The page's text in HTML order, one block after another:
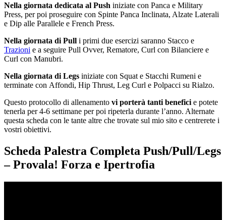
Nella giornata dedicata al Push iniziate con Panca e Military
Press, per poi proseguire con Spinte Panca Inclinata, Alzate Laterali
e Dip alle Parallele e French Press.
Nella giornata di Pull i primi due esercizi saranno Stacco e
Trazioni e a seguire Pull Ovver, Rematore, Curl con Bilanciere e
Curl con Manubri.
Nella giornata di Legs iniziate con Squat e Stacchi Rumeni e
terminate con Affondi, Hip Thrust, Leg Curl e Polpacci su Rialzo.
Questo protocollo di allenamento vi porterà tanti benefici e potete
tenerla per 4-6 settimane per poi ripeterla durante l’anno. Alternate
questa scheda con le tante altre che trovate sul mio sito e centrerete i
vostri obiettivi.
Scheda Palestra Completa Push/Pull/Legs
– Provala! Forza e Ipertrofia